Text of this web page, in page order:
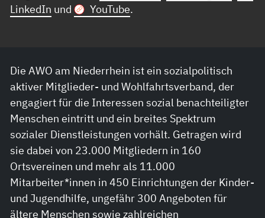
LinkedIn und YouTube.
Die AWO am Niederrhein ist ein sozialpolitisch
aktiver Mitglieder- und Wohlfahrtsverband, der
engagiert für die Interessen sozial benachteiligter
Menschen eintritt und ein breites Spektrum
sozialer Dienstleistungen vorhält. Getragen wird
sie dabei von 23.000 Mitgliedern in 160
Ortsvereinen und mehr als 11.000
Mitarbeiter*innen in 450 Einrichtungen der Kinder-
und Jugendhilfe, ungefähr 300 Angeboten für
ältere Menschen sowie zahlreichen